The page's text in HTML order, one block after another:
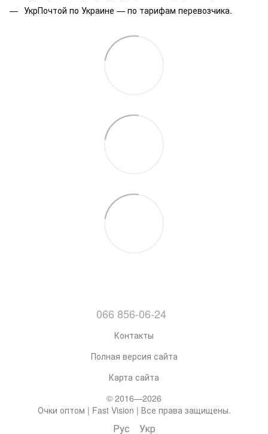
УкрПочтой по Украине — по тарифам перевозчика.
066 856-06-24
Контакты
Полная версия сайта
Карта сайта
© 2016—2026
Очки оптом | Fast Vision | Все права защищены.
Рус Укр